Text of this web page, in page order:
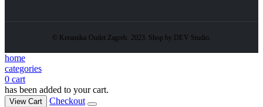
© Keramika Outlet Zagreb. 2023. Shop by DEV Studio.
home
categories
0 cart
has been added to your cart.
View Cart Checkout